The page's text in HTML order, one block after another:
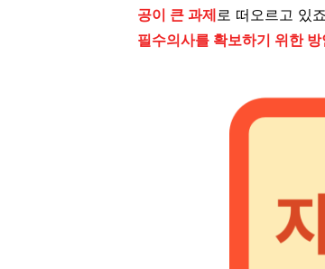
공이 큰 과제로 떠오르고 있
필수의사를 확보하기 위한 방